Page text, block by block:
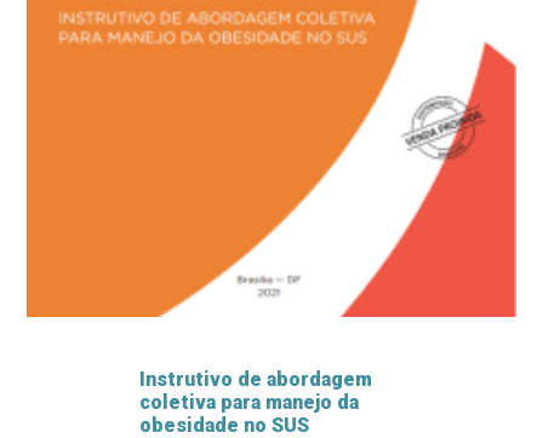
Instrutivo de abordagem
coletiva para manejo da
obesidade no SUS